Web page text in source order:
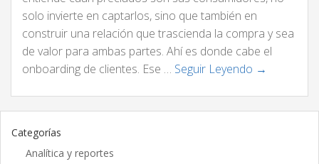
solo invierte en captarlos, sino que también en
construir una relación que trascienda la compra y sea
de valor para ambas partes. Ahí es donde cabe el
onboarding de clientes. Ese … Seguir Leyendo →
Categorías
Analítica y reportes